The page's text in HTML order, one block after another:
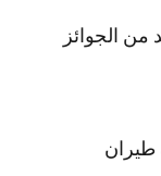
الجوائز